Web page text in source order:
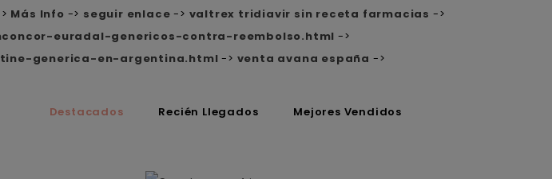
Más Info -> seguir enlace -> valtrex tridiavir sin receta farmacias ->
euradal-genericos-contra-reembolso.html ->
generica-en-argentina.html -> venta avana españa ->
Destacados Recién Llegados Mejores Vendidos